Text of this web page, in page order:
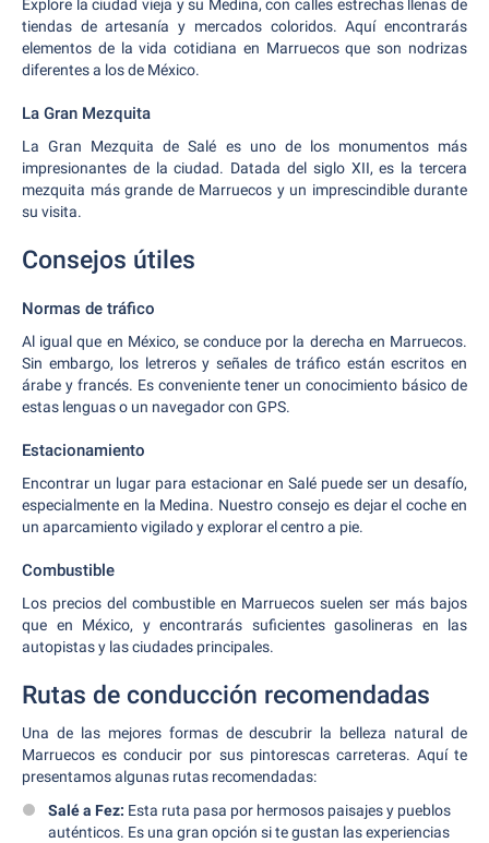
Explore la ciudad vieja y su Medina, con calles estrechas llenas de
tiendas de artesanía y mercados coloridos. Aquí encontrarás
elementos de la vida cotidiana en Marruecos que son nodrizas
diferentes a los de México.
La Gran Mezquita
La Gran Mezquita de Salé es uno de los monumentos más
impresionantes de la ciudad. Datada del siglo XII, es la tercera
mezquita más grande de Marruecos y un imprescindible durante
su visita.
Consejos útiles
Normas de tráfico
Al igual que en México, se conduce por la derecha en Marruecos.
Sin embargo, los letreros y señales de tráfico están escritos en
árabe y francés. Es conveniente tener un conocimiento básico de
estas lenguas o un navegador con GPS.
Estacionamiento
Encontrar un lugar para estacionar en Salé puede ser un desafío,
especialmente en la Medina. Nuestro consejo es dejar el coche en
un aparcamiento vigilado y explorar el centro a pie.
Combustible
Los precios del combustible en Marruecos suelen ser más bajos
que en México, y encontrarás suficientes gasolineras en las
autopistas y las ciudades principales.
Rutas de conducción recomendadas
Una de las mejores formas de descubrir la belleza natural de
Marruecos es conducir por sus pintorescas carreteras. Aquí te
presentamos algunas rutas recomendadas:
Salé a Fez: Esta ruta pasa por hermosos paisajes y pueblos
auténticos. Es una gran opción si te gustan las experiencias